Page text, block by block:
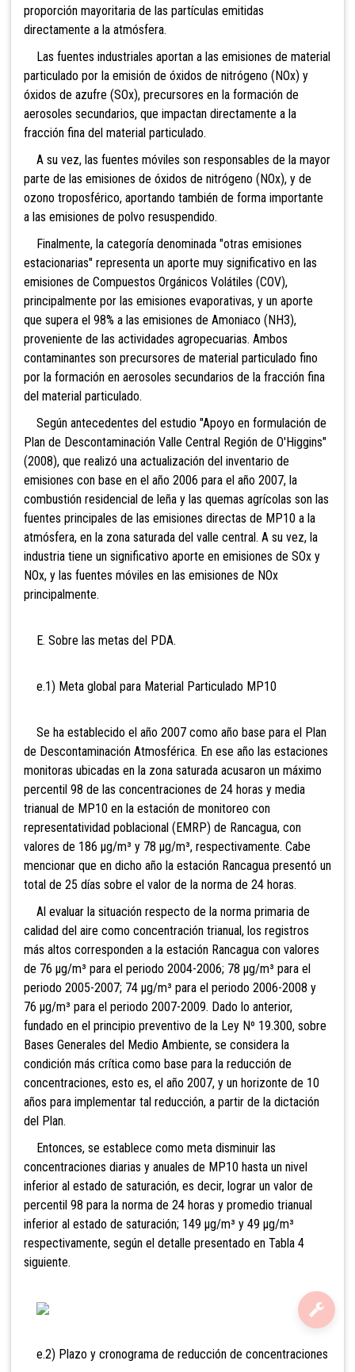
proporción mayoritaria de las partículas emitidas
directamente a la atmósfera.
Las fuentes industriales aportan a las emisiones de material
particulado por la emisión de óxidos de nitrógeno (NOx) y
óxidos de azufre (SOx), precursores en la formación de
aerosoles secundarios, que impactan directamente a la
fracción fina del material particulado.
A su vez, las fuentes móviles son responsables de la mayor
parte de las emisiones de óxidos de nitrógeno (NOx), y de
ozono troposférico, aportando también de forma importante
a las emisiones de polvo resuspendido.
Finalmente, la categoría denominada "otras emisiones
estacionarias" representa un aporte muy significativo en las
emisiones de Compuestos Orgánicos Volátiles (COV),
principalmente por las emisiones evaporativas, y un aporte
que supera el 98% a las emisiones de Amoniaco (NH3),
proveniente de las actividades agropecuarias. Ambos
contaminantes son precursores de material particulado fino
por la formación en aerosoles secundarios de la fracción fina
del material particulado.
Según antecedentes del estudio "Apoyo en formulación de
Plan de Descontaminación Valle Central Región de O'Higgins"
(2008), que realizó una actualización del inventario de
emisiones con base en el año 2006 para el año 2007, la
combustión residencial de leña y las quemas agrícolas son las
fuentes principales de las emisiones directas de MP10 a la
atmósfera, en la zona saturada del valle central. A su vez, la
industria tiene un significativo aporte en emisiones de SOx y
NOx, y las fuentes móviles en las emisiones de NOx
principalmente.
E. Sobre las metas del PDA.
e.1) Meta global para Material Particulado MP10
Se ha establecido el año 2007 como año base para el Plan
de Descontaminación Atmosférica. En ese año las estaciones
monitoras ubicadas en la zona saturada acusaron un máximo
percentil 98 de las concentraciones de 24 horas y media
trianual de MP10 en la estación de monitoreo con
representatividad poblacional (EMRP) de Rancagua, con
valores de 186 µg/m³ y 78 µg/m³, respectivamente. Cabe
mencionar que en dicho año la estación Rancagua presentó un
total de 25 días sobre el valor de la norma de 24 horas.
Al evaluar la situación respecto de la norma primaria de
calidad del aire como concentración trianual, los registros
más altos corresponden a la estación Rancagua con valores
de 76 µg/m³ para el periodo 2004-2006; 78 µg/m³ para el
periodo 2005-2007; 74 µg/m³ para el periodo 2006-2008 y
76 µg/m³ para el periodo 2007-2009. Dado lo anterior,
fundado en el principio preventivo de la Ley Nº 19.300, sobre
Bases Generales del Medio Ambiente, se considera la
condición más crítica como base para la reducción de
concentraciones, esto es, el año 2007, y un horizonte de 10
años para implementar tal reducción, a partir de la dictación
del Plan.
Entonces, se establece como meta disminuir las
concentraciones diarias y anuales de MP10 hasta un nivel
inferior al estado de saturación, es decir, lograr un valor de
percentil 98 para la norma de 24 horas y promedio trianual
inferior al estado de saturación; 149 µg/m³ y 49 µg/m³
respectivamente, según el detalle presentado en Tabla 4
siguiente.
e.2) Plazo y cronograma de reducción de concentraciones